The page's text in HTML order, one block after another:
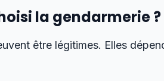
la gendarmerie ?
être légitimes. Elles